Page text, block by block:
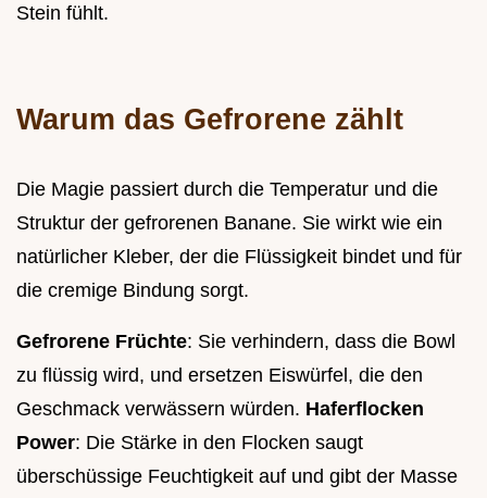
Stein fühlt.
Warum das Gefrorene zählt
Die Magie passiert durch die Temperatur und die
Struktur der gefrorenen Banane. Sie wirkt wie ein
natürlicher Kleber, der die Flüssigkeit bindet und für
die cremige Bindung sorgt.
Gefrorene Früchte: Sie verhindern, dass die Bowl
zu flüssig wird, und ersetzen Eiswürfel, die den
Geschmack verwässern würden. Haferflocken
Power: Die Stärke in den Flocken saugt
überschüssige Feuchtigkeit auf und gibt der Masse